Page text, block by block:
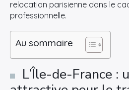
relocation parisienne dans le
professionnelle.
Au sommaire
L’Île-de-France :